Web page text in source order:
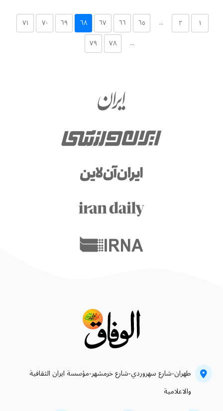
۱ ۲ ... ٦٥ ٦٦ ٦۷ ٦۸ ٦۹ ۷۰
۷۱
...
۷۸ ۷۹
طهران-شارع سهروردي-شارع خرمشهر-مؤسسة ايران الثقافية
والاعلامية